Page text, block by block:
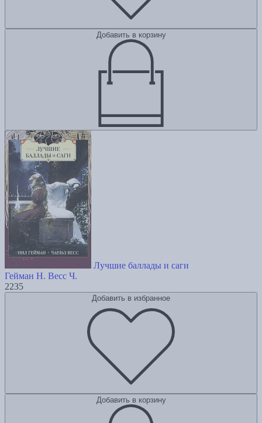
Добавить в корзину
Лучшие баллады и саги
Гейман Н. Весс Ч.
2235
Добавить в избранное
Добавить в корзину